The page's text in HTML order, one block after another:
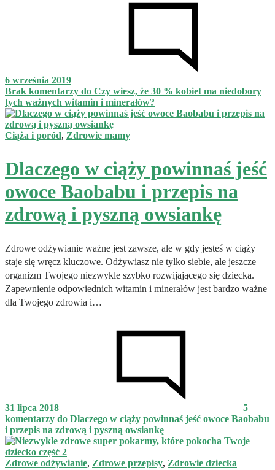
6 września 2019
Brak komentarzy do Czy wiesz, że 30 % kobiet ma niedobory
tych ważnych witamin i minerałów?
Ciąża i poród, Zdrowie mamy
Dlaczego w ciąży powinnaś jeść
owoce Baobabu i przepis na
zdrową i pyszną owsiankę
Zdrowe odżywianie ważne jest zawsze, ale w gdy jesteś w ciąży
staje się wręcz kluczowe. Odżywiasz nie tylko siebie, ale jeszcze
organizm Twojego niezwykle szybko rozwijającego się dziecka.
Zapewnienie odpowiednich witamin i minerałów jest bardzo ważne
dla Twojego zdrowia i…
31 lipca 2018
5
komentarzy do Dlaczego w ciąży powinnaś jeść owoce Baobabu
i przepis na zdrową i pyszną owsiankę
Zdrowe odżywianie, Zdrowe przepisy, Zdrowie dziecka